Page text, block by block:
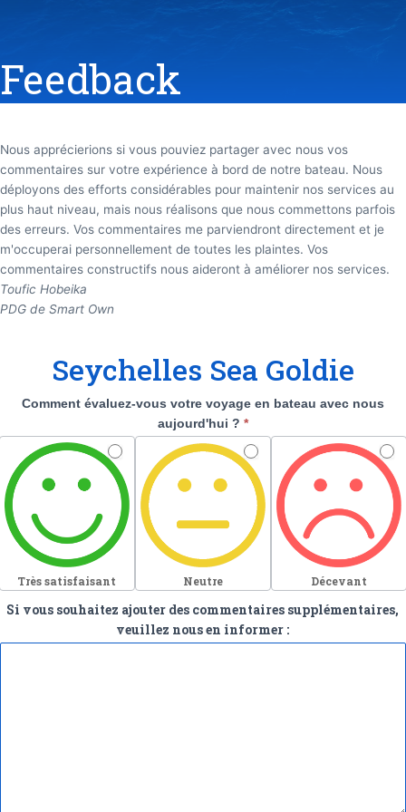
Feedback
Nous apprécierions si vous pouviez partager avec nous vos
commentaires sur votre expérience à bord de notre bateau. Nous
déployons des efforts considérables pour maintenir nos services au
plus haut niveau, mais nous réalisons que nous commettons parfois
des erreurs. Vos commentaires me parviendront directement et je
m'occuperai personnellement de toutes les plaintes. Vos
commentaires constructifs nous aideront à améliorer nos services.
Toufic Hobeika
PDG de Smart Own
Seychelles Sea Goldie
Comment évaluez-vous votre voyage en bateau avec nous
aujourd'hui ? *
Très satisfaisant Neutre Décevant
Si vous souhaitez ajouter des commentaires supplémentaires,
veuillez nous en informer :